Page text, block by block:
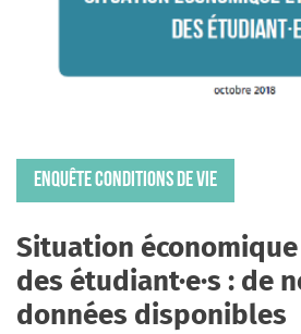
ENQUÊTE CONDITIONS DE VIE
Situation
des étudiant·e·s : de
données disponibles